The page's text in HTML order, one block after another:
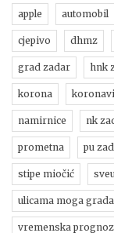
apple automobil
cjepivo dhmz
grad zadar hnk
korona
namirnice nk
prometna pu
stipe miočić
ulicama moga grada
vremenska